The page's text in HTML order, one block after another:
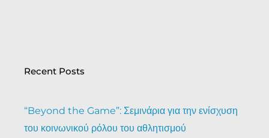
Recent Posts
“Beyond the Game”: Σεμινάρια για την ενίσχυση
του κοινωνικού ρόλου του αθλητισμού